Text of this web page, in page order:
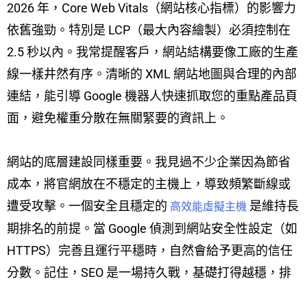
2026 年，Core Web Vitals（網站核心指標）的影響力
依舊強勁。特別是 LCP（最大內容繪製）必須控制在
2.5 秒以內。我常提醒客戶，網站結構要像工廠的生產
線一樣井然有序。清晰的 XML 網站地圖與合理的內部
連結，能引導 Google 機器人快速抓取您的重點產品頁
面，避免權重分散在無關緊要的資訊上。
網站的底層建設同樣重要。我見過不少企業因為節省
成本，將官網放在不穩定的主機上，導致頻繁斷線或
遭受攻擊。一個安全且穩定的 高效能虛擬主機 是維持長
期排名的前提。當 Google 偵測到網站安全性設定（如
HTTPS）完善且運行平穩時，自然會給予更高的信任
分數。記住，SEO 是一場持久戰，基礎打得越穩，排